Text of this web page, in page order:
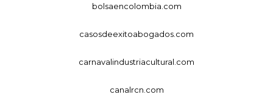
bolsaencolombia.com
casosdeexitoabogados.com
carnavalindustriacultural.com
canalrcn.com